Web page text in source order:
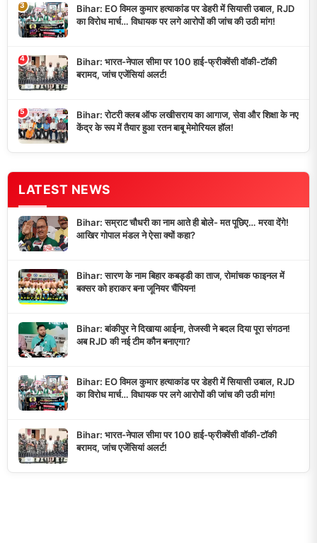
3
Bihar: EO विमल कुमार हत्याकांड पर डेहरी में सियासी उबाल, RJD
का विरोध मार्च… विधायक पर लगे आरोपों की जांच की उठी मांग!
4
Bihar: भारत-नेपाल सीमा पर 100 हाई-फ्रीक्वेंसी वॉकी-टॉकी
बरामद, जांच एजेंसियां अलर्ट!
5
Bihar: रोटरी क्लब ऑफ लखीसराय का आगाज, सेवा और शिक्षा के नए
केंद्र के रूप में तैयार हुआ रतन बाबू मेमोरियल हॉल!
LATEST NEWS
Bihar: सम्राट चौधरी का नाम आते ही बोले- मत पूछिए… मरवा देंगे!
आखिर गोपाल मंडल ने ऐसा क्यों कहा?
Bihar: सारण के नाम बिहार कबड्डी का ताज, रोमांचक फाइनल में
बक्सर को हराकर बना जूनियर चैंपियन!
Bihar: बांकीपुर ने दिखाया आईना, तेजस्वी ने बदल दिया पूरा संगठन!
अब RJD की नई टीम कौन बनाएगा?
Bihar: EO विमल कुमार हत्याकांड पर डेहरी में सियासी उबाल, RJD
का विरोध मार्च… विधायक पर लगे आरोपों की जांच की उठी मांग!
Bihar: भारत-नेपाल सीमा पर 100 हाई-फ्रीक्वेंसी वॉकी-टॉकी
बरामद, जांच एजेंसियां अलर्ट!